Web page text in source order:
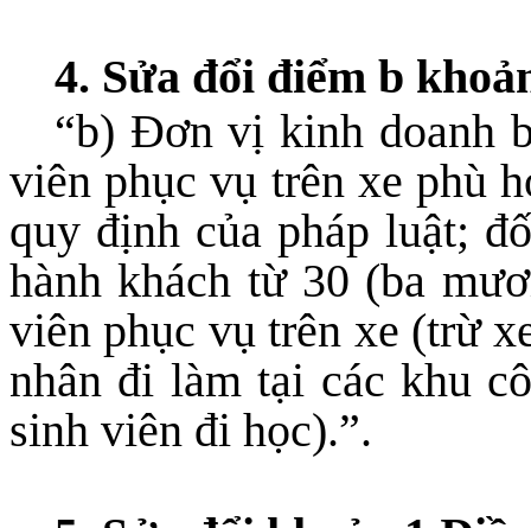
4. Sửa đổi điểm b
“b) Đơn vị kinh doanh
viên phục vụ trên xe phù
quy định của pháp luật;
hành khách từ 30 (ba
viên phục vụ trên xe (trừ
nhân đi làm tại các khu
sinh viên đi học).”.